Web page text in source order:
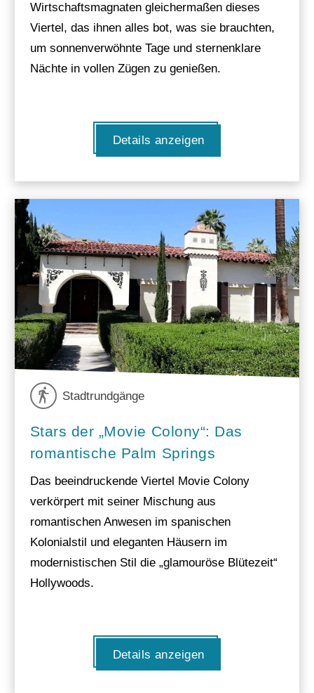
Wirtschaftsmagnaten gleichermaßen dieses
Viertel, das ihnen alles bot, was sie brauchten,
um sonnenverwöhnte Tage und sternenklare
Nächte in vollen Zügen zu genießen.
Details anzeigen
Stadtrundgänge
Stars der „Movie Colony“: Das
romantische Palm Springs
Das beeindruckende Viertel Movie Colony
verkörpert mit seiner Mischung aus
romantischen Anwesen im spanischen
Kolonialstil und eleganten Häusern im
modernistischen Stil die „glamouröse Blütezeit“
Hollywoods.
Details anzeigen